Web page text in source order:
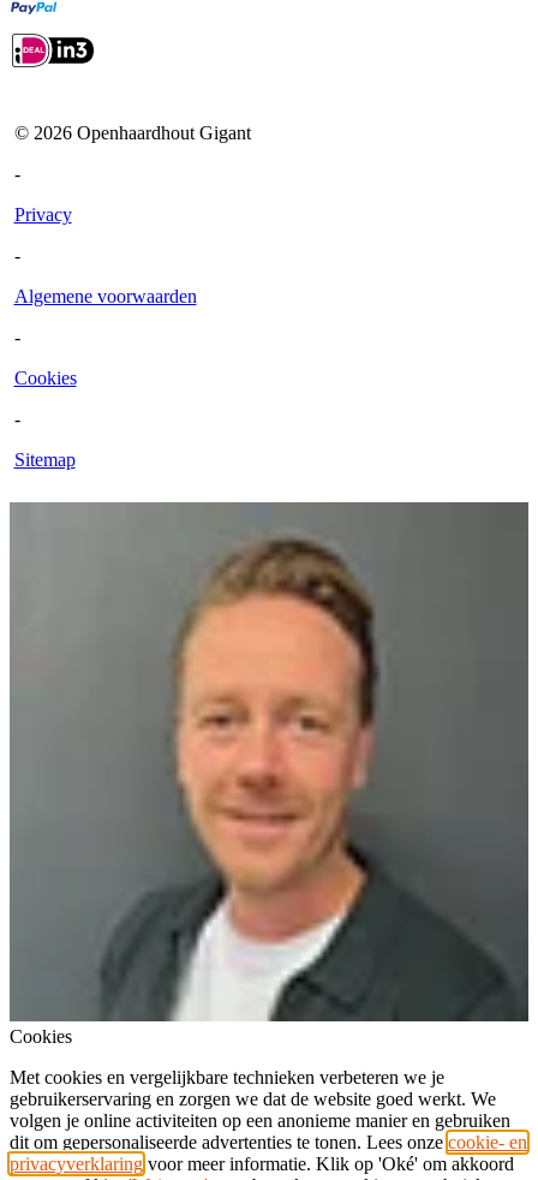
© 2026Openhaardhout Gigant
-
Privacy
-
Algemene voorwaarden
-
Cookies
-
Sitemap
Cookies
Met cookies en vergelijkbare technieken verbeteren we je
gebruikerservaring en zorgen we dat de website goed werkt. We
volgen je online activiteiten op een anonieme manier en gebruiken
dit om gepersonaliseerde advertenties te tonen. Lees onze cookie- en
privacyverklaring voor meer informatie. Klik op 'Oké' om akkoord